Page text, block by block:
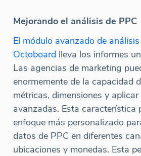
Mejorando el análisis de PPC
El módulo avanzado de
Octoboard lleva los informes
Las agencias de marketing
enormemente de la capacidad
métricas, dimensiones y
avanzadas. Esta característica
enfoque más personalizado
datos de PPC en diferentes
ubicaciones y monedas. Esta